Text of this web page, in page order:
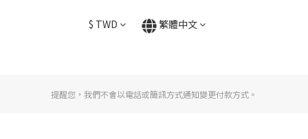
$ TWD 繁體中文
提醒您，我們不會以電話或簡訊方式通知變更付款方式。